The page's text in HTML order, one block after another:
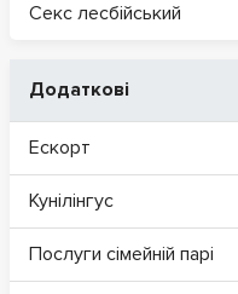
Секс лесбійський
Додаткові
Ескорт
Кунілінгус
Послуги сімейній парі